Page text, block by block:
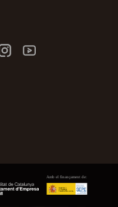
Amb el finançament de: